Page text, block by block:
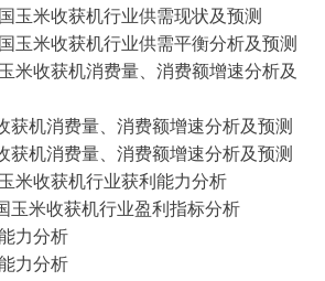
玉米收获机行业供需现状及预测
玉米收获机行业供需平衡分析及预测
米收获机消费量、消费额增速分析及
获机消费量、消费额增速分析及预测
获机消费量、消费额增速分析及预测
米收获机行业获利能力分析
玉米收获机行业盈利指标分析
力分析
力分析